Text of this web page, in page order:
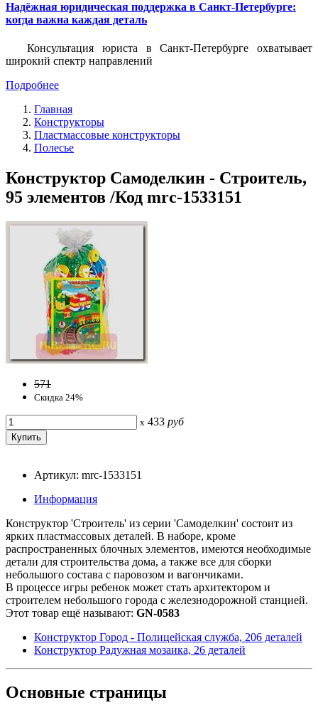
Надёжная юридическая поддержка в Санкт-Петербурге:
когда важна каждая деталь
Консультация юриста в Санкт-Петербурге охватывает
широкий спектр направлений
Подробнее
Главная
Конструкторы
Пластмассовые конструкторы
Полесье
Конструктор Самоделкин - Строитель,
95 элементов /Код mrc-1533151
571
Скидка 24%
x 433 руб
Артикул: mrc-1533151
Информация
Конструктор 'Строитель' из серии 'Самоделкин' состоит из
ярких пластмассовых деталей. В наборе, кроме
распространенных блочных элементов, имеются необходимые
детали для строительства дома, а также все для сборки
небольшого состава с паровозом и вагончиками.
В процессе игры ребенок может стать архитектором и
строителем небольшого города с железнодорожной станцией.
Этот товар ещё называют: GN-0583
Конструктор Город - Полицейская служба, 206 деталей
Конструктор Радужная мозаика, 26 деталей
Основные страницы